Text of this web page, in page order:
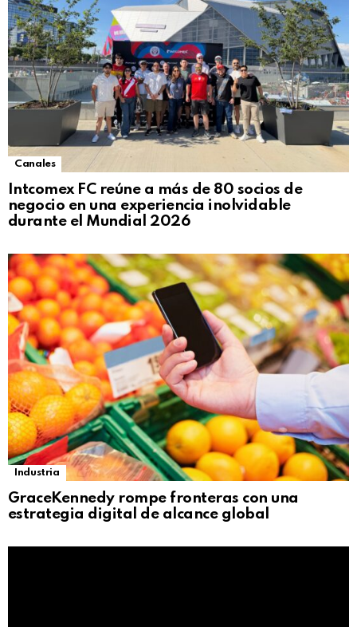
Canales
Intcomex FC reúne a más de 80 socios de
negocio en una experiencia inolvidable
durante el Mundial 2026
Industria
GraceKennedy rompe fronteras con una
estrategia digital de alcance global